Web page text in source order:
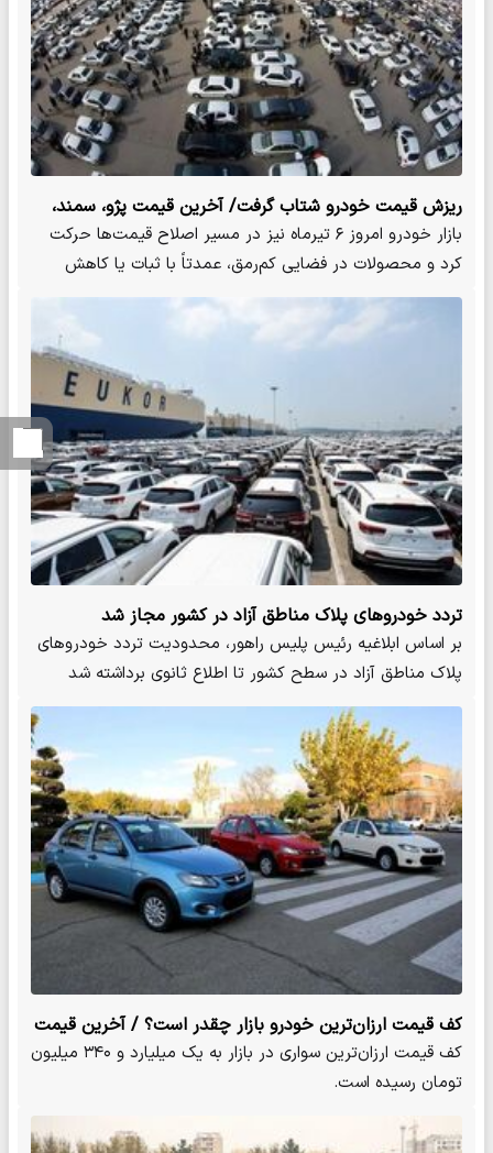
ریزش قیمت خودرو شتاب گرفت/ آخرین قیمت پژو، سمند،
شاهین، ساینا، اطلس و تارا + جدولبازار خودرو امروز ۶ تیرماه نیز در مسیر اصلاح قیمت‌ها حرکت
کرد و محصولات در فضایی کم‌رمق، عمدتاً با ثبات یا کاهش
نرخ…
تردد خودروهای پلاک مناطق آزاد در کشور مجاز شد
بر اساس ابلاغیه رئیس پلیس راهور، محدودیت تردد خودروهای
پلاک مناطق آزاد در سطح کشور تا اطلاع ثانوی برداشته شد
کف قیمت ارزان‌ترین خودرو بازار چقدر است؟ / آخرین قیمت
سمند، پژو، کوییک، دنا و شاهین + جدول
کف قیمت ارزان‌ترین سواری در بازار به یک میلیارد و ۳۴۰ میلیون
تومان رسیده است.